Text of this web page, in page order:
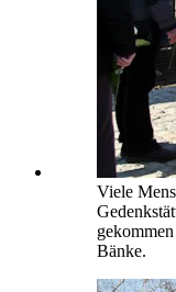
Viele
Bänke.